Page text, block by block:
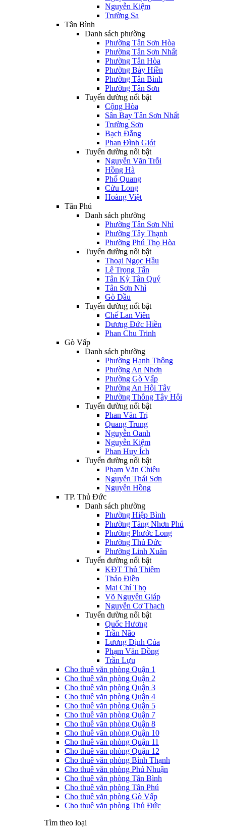
Nguyễn Kiệm
Trường Sa
Tân Bình
Danh sách phường
Phường Tân Sơn Hòa
Phường Tân Sơn Nhất
Phường Tân Hòa
Phường Bảy Hiền
Phường Tân Bình
Phường Tân Sơn
Tuyến đường nổi bật
Cộng Hòa
Sân Bay Tân Sơn Nhất
Trường Sơn
Bạch Đằng
Phan Đình Giót
Tuyến đường nổi bật
Nguyễn Văn Trỗi
Hồng Hà
Phổ Quang
Cửu Long
Hoàng Việt
Tân Phú
Danh sách phường
Phường Tân Sơn Nhì
Phường Tây Thạnh
Phường Phú Thọ Hòa
Tuyến đường nổi bật
Thoại Ngọc Hầu
Lê Trọng Tấn
Tân Kỳ Tân Quý
Tân Sơn Nhì
Gò Dầu
Tuyến đường nổi bật
Chế Lan Viên
Dương Đức Hiền
Phan Chu Trinh
Gò Vấp
Danh sách phường
Phường Hạnh Thông
Phường An Nhơn
Phường Gò Vấp
Phường An Hội Tây
Phường Thông Tây Hội
Tuyến đường nổi bật
Phan Văn Trị
Quang Trung
Nguyễn Oanh
Nguyễn Kiệm
Phan Huy Ích
Tuyến đường nổi bật
Phạm Văn Chiêu
Nguyễn Thái Sơn
Nguyên Hồng
TP. Thủ Đức
Danh sách phường
Phường Hiệp Bình
Phường Tăng Nhơn Phú
Phường Phước Long
Phường Thủ Đức
Phường Linh Xuân
Tuyến đường nổi bật
KĐT Thủ Thiêm
Thảo Điền
Mai Chí Thọ
Võ Nguyên Giáp
Nguyễn Cơ Thạch
Tuyến đường nổi bật
Quốc Hương
Trần Não
Lương Định Của
Phạm Văn Đồng
Trần Lựu
Cho thuê văn phòng Quận 1
Cho thuê văn phòng Quận 2
Cho thuê văn phòng Quận 3
Cho thuê văn phòng Quận 4
Cho thuê văn phòng Quận 5
Cho thuê văn phòng Quận 7
Cho thuê văn phòng Quận 8
Cho thuê văn phòng Quận 10
Cho thuê văn phòng Quận 11
Cho thuê văn phòng Quận 12
Cho thuê văn phòng Bình Thạnh
Cho thuê văn phòng Phú Nhuận
Cho thuê văn phòng Tân Bình
Cho thuê văn phòng Tân Phú
Cho thuê văn phòng Gò Vấp
Cho thuê văn phòng Thủ Đức
Tìm theo loại